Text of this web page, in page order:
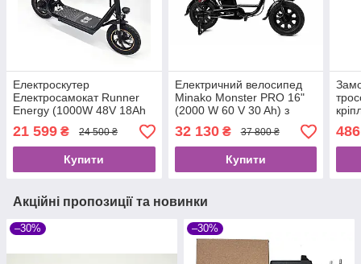
Електроскутер
Електросамокат Runner
Energy (1000W 48V 18Ah
18Ah 2024) з Багажником і
Сидінням
21 599 ₴ 24 500 ₴
Купити
Електричний велосипед
Minako Monster PRO 16"
(2000 W 60 V 30 Ah) з
кошиком і вантажним
багажником
32 130₴ 37 800 ₴
Купити
486
Акційні пропозиції та новинки
–30% –30%